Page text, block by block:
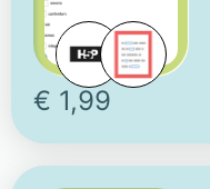
€ 1,99